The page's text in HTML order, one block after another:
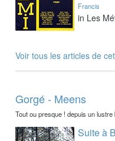
Francis
in Les
Voir tous les articles de
Gorgé - Meens
Tout ou presque ! depuis un
Suite à